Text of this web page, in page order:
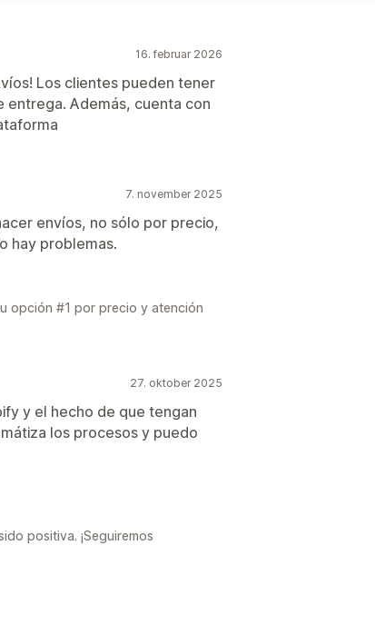
16. februar 2026
Los clientes pueden tener
entrega. Además, cuenta con
7. november 2025
envíos, no sólo por precio,
hay problemas.
opción #1 por precio y atención
27. oktober 2025
y el hecho de que tengan
los procesos y puedo
positiva. ¡Seguiremos